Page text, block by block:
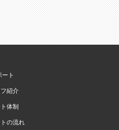
ト
紹介
体制
の流れ